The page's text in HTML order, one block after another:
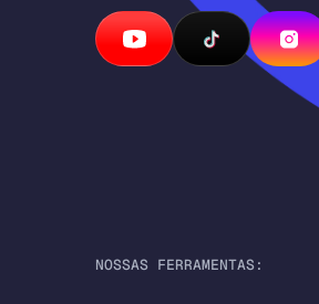
NOSSAS FERRAMENTAS: